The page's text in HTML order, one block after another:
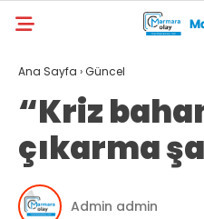
Ana Sayfa ›Güncel
“Kriz
çıkarma
Admin admin